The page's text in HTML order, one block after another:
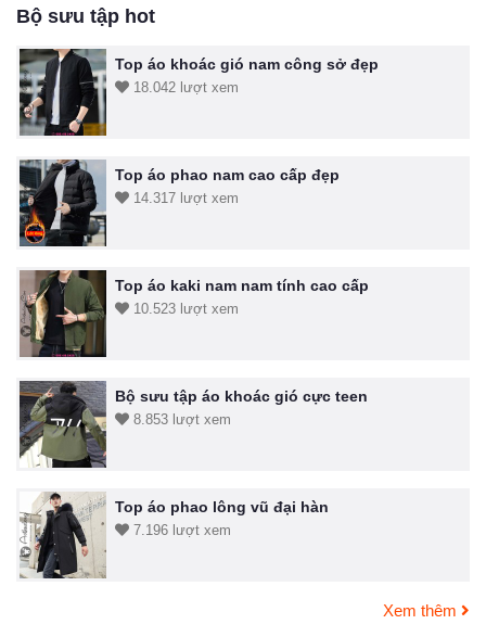
Bộ sưu tập hot
Top áo khoác gió nam công sở đẹp
18.042 lượt xem
Top áo phao nam cao cấp đẹp
14.317 lượt xem
Top áo kaki nam nam tính cao cấp
10.523 lượt xem
Bộ sưu tập áo khoác gió cực teen
8.853 lượt xem
Top áo phao lông vũ đại hàn
7.196 lượt xem
Xem thêm